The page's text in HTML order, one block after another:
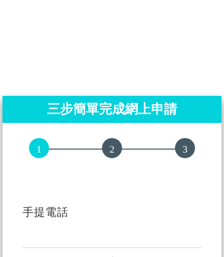
三步簡單完成網上申請
手提電話